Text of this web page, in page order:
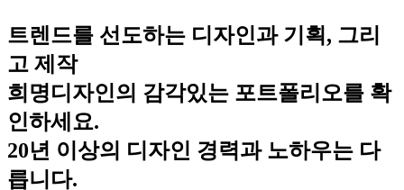
트렌드를 선도하는 디자인과 기획, 그리
고 제작
희명디자인의 감각있는 포트폴리오를 확
인하세요.
20년 이상의 디자인 경력과 노하우는 다
릅니다.